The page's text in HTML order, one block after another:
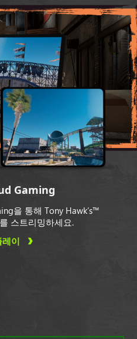
Gaming
을 통해 Tony Hawk’s™
스트리밍하세요.
레이